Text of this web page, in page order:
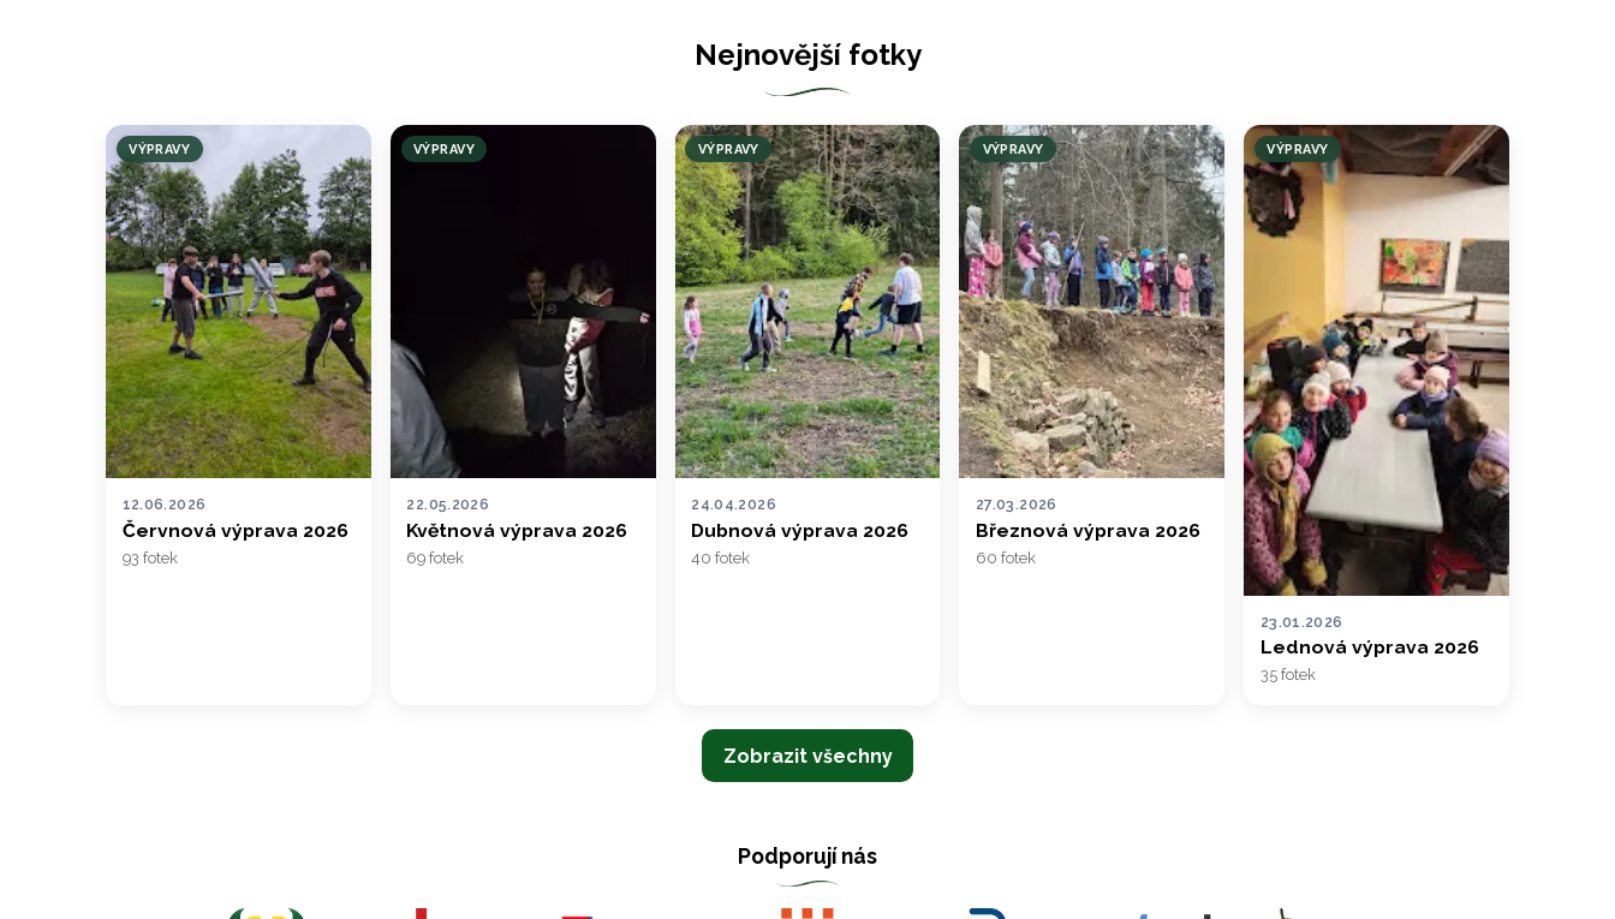
Nejnovější fotky
VÝPRAVY
12.06.2026
Červnová výprava 2026
93 fotek
VÝPRAVY
22.05.2026
Květnová výprava 2026
69 fotek
VÝPRAVY
24.04.2026
Dubnová výprava 2026
40 fotek
VÝPRAVY
27.03.2026
Březnová výprava 2026
60 fotek
VÝPRAVY
23.01.2026
Lednová výprava 2026
35 fotek
Zobrazit všechny
Podporují nás